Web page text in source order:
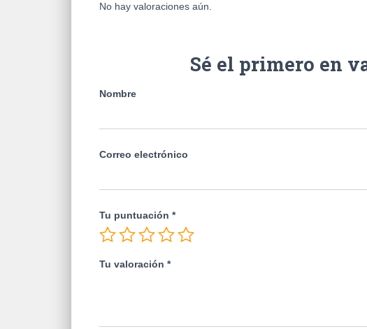
No hay valoraciones aún.
Sé el primero en
Nombre
Correo electrónico
Tu puntuación *
Tu valoración *